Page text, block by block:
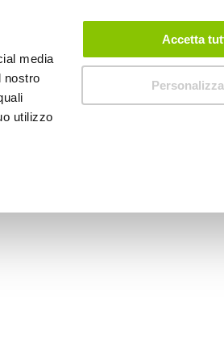
media
nostro
utilizzo
Accetta
Personalizza
ACCEDI CREA UN